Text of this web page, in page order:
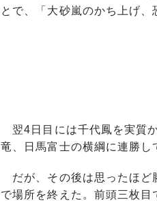
とで、「大砂嵐のかち上げ、
翌4日目には千代鳳を実質
竜、日馬富士の横綱に連勝し
だが、その後は思ったほど
で場所を終えた。前頭三枚